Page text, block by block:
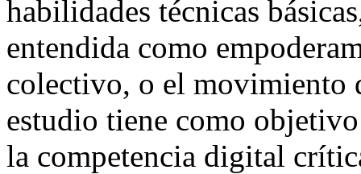
habilidades técnicas
entendida como
colectivo, o el movimiento
estudio tiene como
la competencia digital